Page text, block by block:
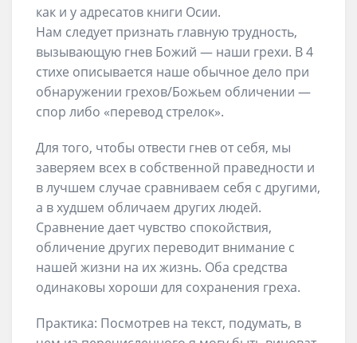
как и у адресатов книги Осии.
Нам следует признать главную трудность,
вызывающую гнев Божий — наши грехи. В 4
стихе описывается наше обычное дело при
обнаружении грехов/Божьем обличении —
спор либо «перевод стрелок».
Для того, чтобы отвести гнев от себя, мы
заверяем всех в собственной праведности и
в лучшем случае сравниваем себя с другими,
а в худшем обличаем других людей.
Сравнение дает чувство спокойствия,
обличение других переводит внимание с
нашей жизни на их жизнь. Оба средства
одинаковы хороши для сохранения греха.
Практика: Посмотрев на текст, подумать, в